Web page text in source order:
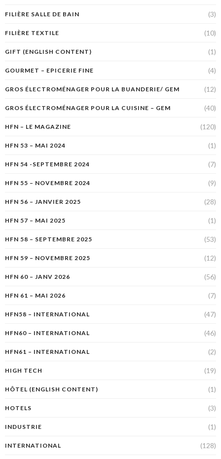
FILIÈRE SALLE DE BAIN (3)
FILIÈRE TEXTILE (10)
GIFT (ENGLISH CONTENT) (1)
GOURMET – EPICERIE FINE (4)
GROS ÉLECTROMÉNAGER POUR LA BUANDERIE/ GEM (12)
GROS ÉLECTROMÉNAGER POUR LA CUISINE – GEM (40)
HFN – LE MAGAZINE (120)
HFN 53 – MAI 2024 (1)
HFN 54 -SEPTEMBRE 2024 (7)
HFN 55 – NOVEMBRE 2024 (9)
HFN 56 – JANVIER 2025 (28)
HFN 57 – MAI 2025 (1)
HFN 58 – SEPTEMBRE 2025 (53)
HFN 59 – NOVEMBRE 2025 (12)
HFN 60 – JANV 2026 (56)
HFN 61 – MAI 2026 (7)
HFN58 – INTERNATIONAL (47)
HFN60 – INTERNATIONAL (46)
HFN61 – INTERNATIONAL (2)
HIGH TECH (19)
HÔTEL (ENGLISH CONTENT) (1)
HOTELS (3)
INDUSTRIE (1)
INTERNATIONAL (128)